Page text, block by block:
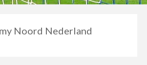
Noord Nederland